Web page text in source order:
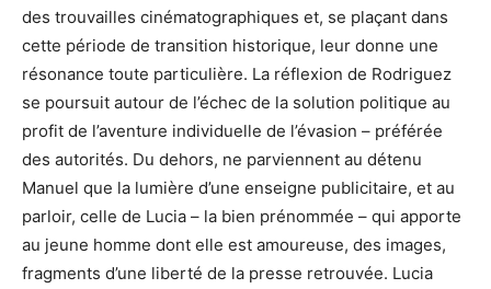
des trouvailles cinématographiques et, se plaçant dans
cette période de transition historique, leur donne une
résonance toute particulière. La réflexion de Rodriguez
se poursuit autour de l’échec de la solution politique au
profit de l’aventure individuelle de l’évasion – préférée
des autorités. Du dehors, ne parviennent au détenu
Manuel que la lumière d’une enseigne publicitaire, et au
parloir, celle de Lucia – la bien prénommée – qui apporte
au jeune homme dont elle est amoureuse, des images,
fragments d’une liberté de la presse retrouvée. Lucia